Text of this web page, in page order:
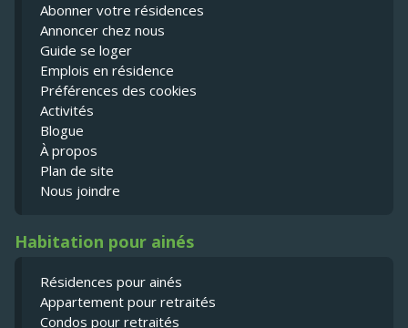
Abonner votre résidences
Annoncer chez nous
Guide se loger
Emplois en résidence
Préférences des cookies
Activités
Blogue
À propos
Plan de site
Nous joindre
Habitation pour ainés
Résidences pour ainés
Appartement pour retraités
Condos pour retraités